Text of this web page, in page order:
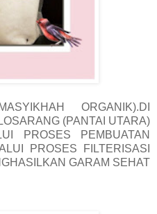
ORGANIK).DI
(PANTAI UTARA)
PROSES PEMBUATAN
PROSES FILTERISASI
GARAM SEHAT